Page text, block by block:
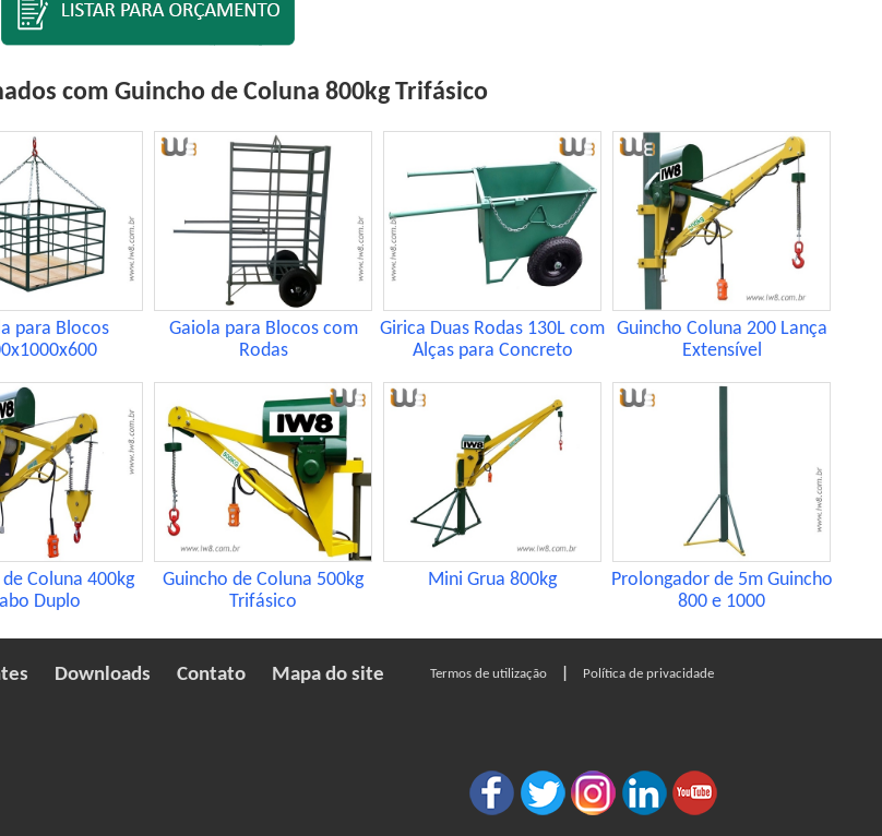
com Guincho de Coluna 800kg Trifásico
para Blocos
Gaiola para Blocos com
Rodas
Girica Duas Rodas 130L com
Alças para Concreto
Guincho Coluna 200 Lança
Extensível
Coluna 400kg
Duplo
Guincho de Coluna 500kg
Trifásico
Mini Grua 800kg
Prolongador de 5m Guincho
800 e 1000
Downloads Contato Mapa do site Termos de utilização Política de privacidade